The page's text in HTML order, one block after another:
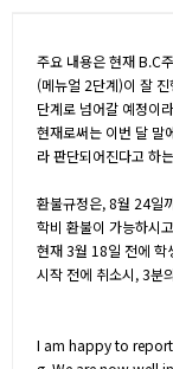
주요 내용은 현재 B.C
(메뉴얼 2단계)이 잘
단계로 넘어갈 예정이
현재로써는 이번 달 말
라 판단되어진다고 하
환불규정은, 8월 24일
학비 환불이 가능하시
현재 3월 18일 전에 학
시작 전에 취소시, 3분
I am happy to